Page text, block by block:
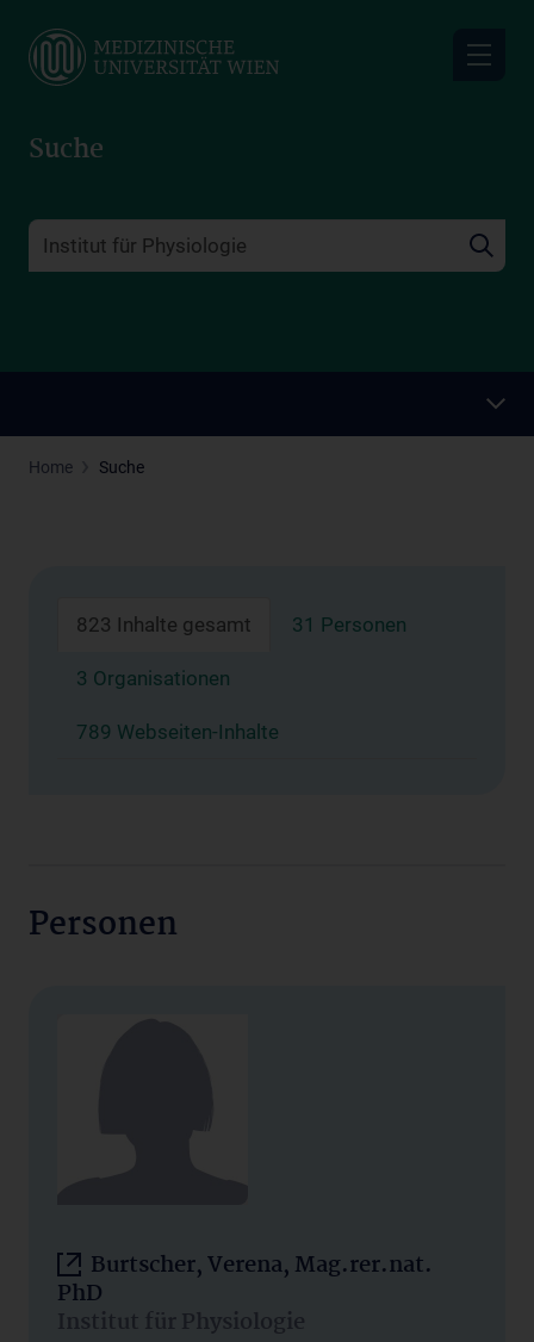
main
Suche
Home Suche
823 Inhalte gesamt 31 Personen
3 Organisationen
789 Webseiten-Inhalte
Personen
Burtscher, Verena, Mag.rer.nat.
PhD
Institut für Physiologie